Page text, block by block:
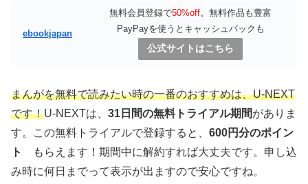
ebookjapan
無料会員登録で50%off。無料作品も豊富
PayPayを使うとキャッシュバックも
公式サイトはこちら
まんがを無料で読みたい時の一番のおすすめは、U-NEXT
です！U-NEXTは、 31日間の無料トライアル期間がありま
す。この無料トライアルで登録すると、 600円分のポイン
ト
もらえます！期間中に解約すれば大丈夫です。申し込
み時に何日までって表示が出ますので安心ですね。